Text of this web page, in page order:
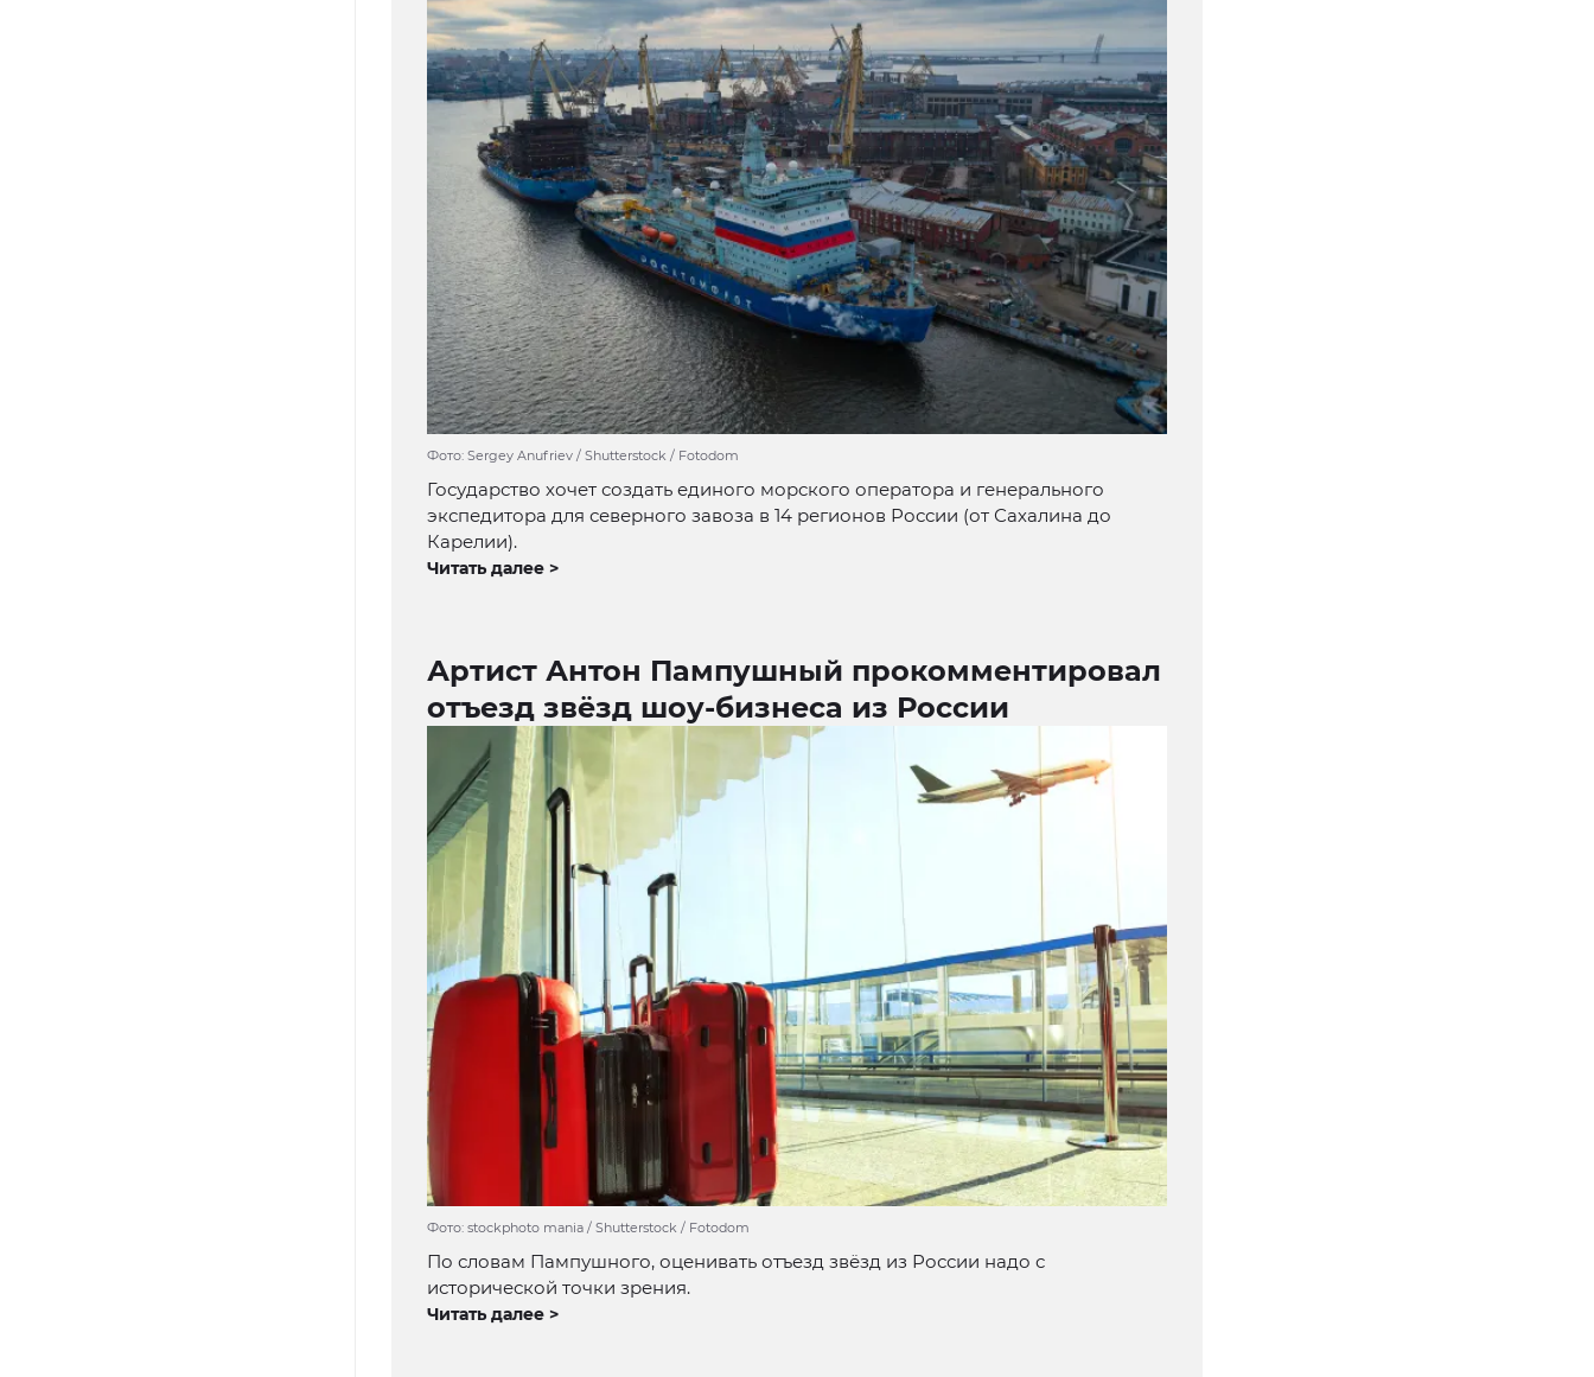
Фото: Sergey Anufriev / Shutterstock / Fotodom
Государство хочет создать единого морского оператора и генерального
экспедитора для северного завоза в 14 регионов России (от Сахалина до
Карелии).
Читать далее >
Артист Антон Пампушный прокомментировал
отъезд звёзд шоу-бизнеса из России
Фото: stockphoto mania / Shutterstock / Fotodom
По словам Пампушного, оценивать отъезд звёзд из России надо с
исторической точки зрения.
Читать далее >